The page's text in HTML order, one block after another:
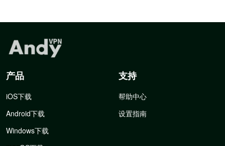
产品
iOS下载
Android下载
Windows下载
支持
帮助中心
设置指南